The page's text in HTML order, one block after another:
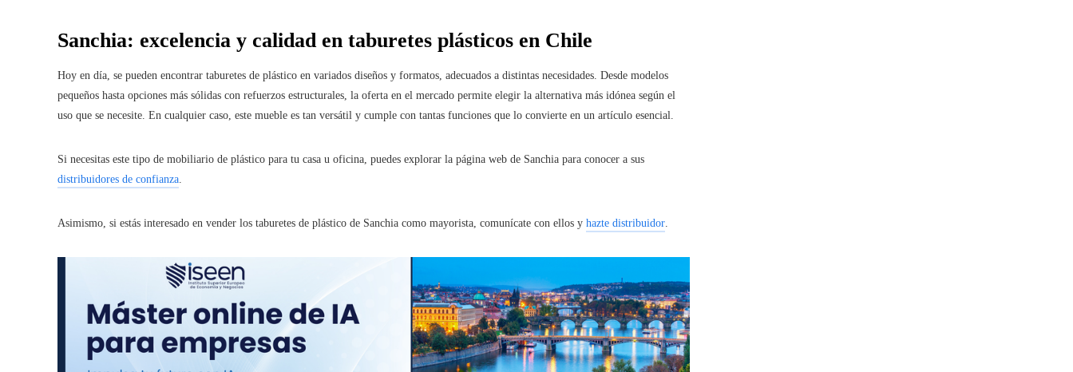
Sanchia: excelencia y calidad en taburetes plásticos en Chile
Hoy en día, se pueden encontrar taburetes de plástico en variados diseños y formatos, adecuados a distintas necesidades. Desde modelos
pequeños hasta opciones más sólidas con refuerzos estructurales, la oferta en el mercado permite elegir la alternativa más idónea según el
uso que se necesite. En cualquier caso, este mueble es tan versátil y cumple con tantas funciones que lo convierte en un artículo esencial.
Si necesitas este tipo de mobiliario de plástico para tu casa u oficina, puedes explorar la página web de Sanchia para conocer a sus
distribuidores de confianza.
Asimismo, si estás interesado en vender los taburetes de plástico de Sanchia como mayorista, comunícate con ellos y hazte distribuidor.